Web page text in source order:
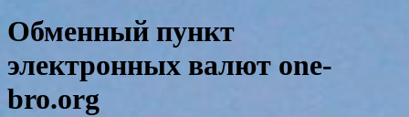
Обменный пункт
электронных валют one-
bro.org